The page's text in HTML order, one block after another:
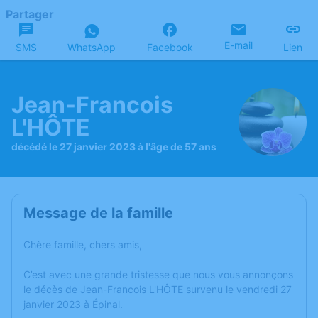
Partager
SMS WhatsApp Facebook E-mail Lien
Jean-Francois
L'HÔTE
décédé le 27 janvier 2023 à l'âge de 57 ans
Message de la famille
Chère famille, chers amis,
C’est avec une grande tristesse que nous vous annonçons
le décès de Jean-Francois L'HÔTE survenu le vendredi 27
janvier 2023 à Épinal.